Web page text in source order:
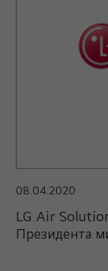
08.04.2020
LG Air
Президента